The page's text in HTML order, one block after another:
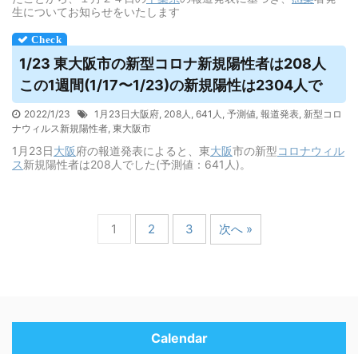
生についてお知らせをいたします
1/23 東大阪市の新型コロナ新規陽性者は208人
この1週間(1/17〜1/23)の新規陽性は2304人で
2022/1/23 1月23日大阪府, 208人 , 641人 , 予測値, 報道発表, 新型コロ
ナウィルス新規陽性者, 東大阪市
1月23日大阪府の報道発表によると、東大阪市の新型コロナウィル
ス新規陽性者は208人でした(予測値：641人)。
1 2 3 次へ »
Calendar